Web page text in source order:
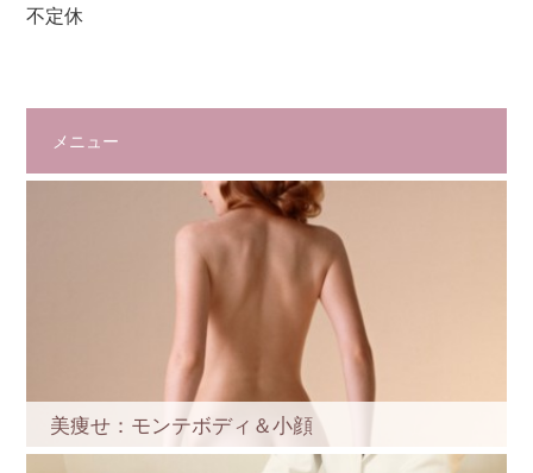
不定休
メニュー
美痩せ：モンテボディ＆小顔